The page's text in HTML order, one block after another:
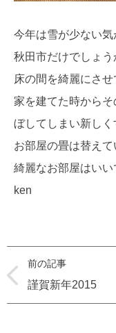
今年は雪が少ない気
秋田市だけでしょう
床の間を綺麗にさせ
家を建てた時から
ぼしてしまい新しく
お部屋の畳は替えて
綺麗なお部屋はいい
ken
前の記事
謹賀新年2015